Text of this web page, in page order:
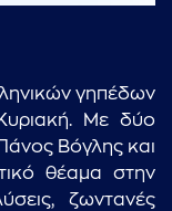
γηπέδων
Με δύο
Βόγλης και
θέαμα στην
ζωντανές